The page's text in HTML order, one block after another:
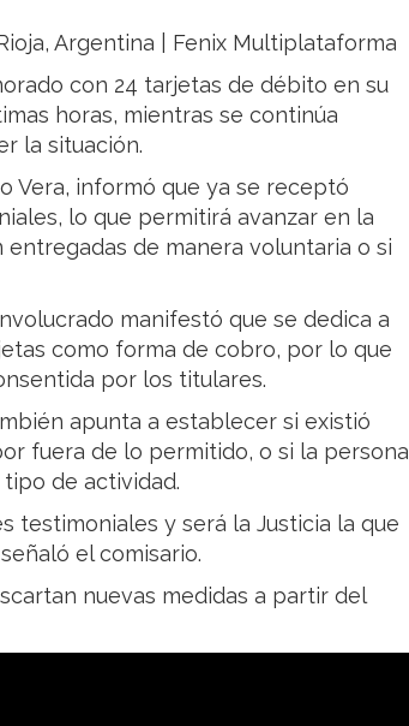
Argentina | Fenix Multiplataforma
con 24 tarjetas de débito en su
horas, mientras se continúa
la situación.
Vera, informó que ya se receptó
lo que permitirá avanzar en la
de manera voluntaria o si
manifestó que se dedica a
como forma de cobro, por lo que
por los titulares.
apunta a establecer si existió
fuera de lo permitido, o si la persona
de actividad.
testimoniales y será la Justicia la que
el comisario.
nuevas medidas a partir del